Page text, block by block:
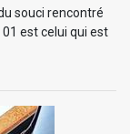
souci rencontré
est celui qui est